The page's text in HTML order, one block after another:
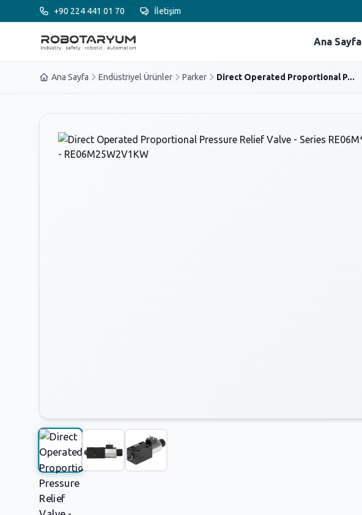
Ana içeriğe geç+90 224 441 01 70 İletişim
Ana Sayfa
Ana Sayfa Endüstriyel Ürünler Parker Direct Operated Proportional P...